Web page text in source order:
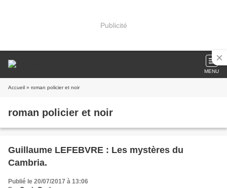
Publicité
MENU
Accueil » roman policier et noir
roman policier et noir
Guillaume LEFEBVRE : Les mystères du
Cambria.
Publié le 20/07/2017 à 13:06